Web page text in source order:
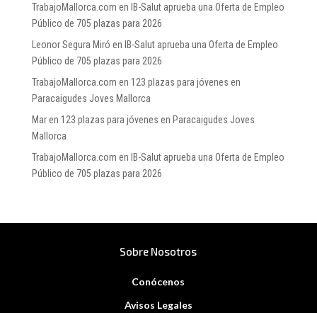
TrabajoMallorca.com en IB-Salut aprueba una Oferta de Empleo
Público de 705 plazas para 2026
Leonor Segura Miró en IB-Salut aprueba una Oferta de Empleo
Público de 705 plazas para 2026
TrabajoMallorca.com en 123 plazas para jóvenes en
Paracaigudes Joves Mallorca
Maren 123 plazas para jóvenes en Paracaigudes Joves
Mallorca
TrabajoMallorca.com en IB-Salut aprueba una Oferta de Empleo
Público de 705 plazas para 2026
Sobre Nosotros
Conócenos
Avisos Legales